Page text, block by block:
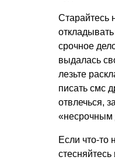
Старайтесь
срочное
выдалась
лезьте
писать смс
отвлечься,
«несрочным
Если что-то